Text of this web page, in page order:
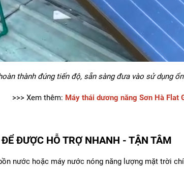
thành đúng tiến độ, sẵn sàng đưa vào sử dụng
>>> Xem thêm: Máy thái dương năng Sơn Hà Flat
ĐƯỢC HỖ TRỢ NHANH - TẬN TÂM
nước hoặc máy nước nóng năng lượng mặt trời